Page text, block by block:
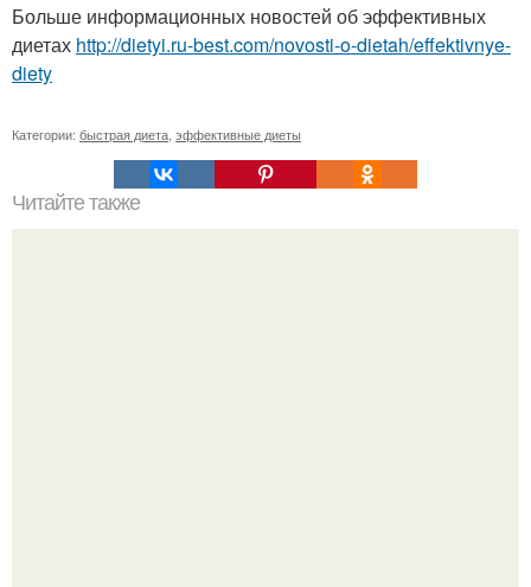
Больше информационных новостей об эффективных
диетах http://dietyi.ru-best.com/novosti-o-dietah/effektivnye-
diety
Категории: быстрая диета эффективные диеты
Читайте также